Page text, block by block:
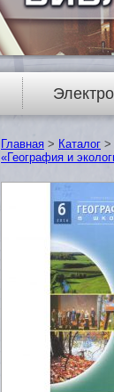
Главная > Каталог >
«География и